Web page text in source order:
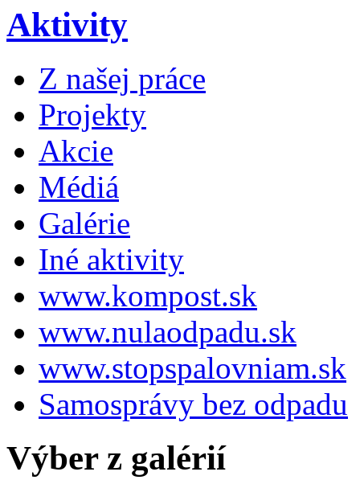
Aktivity
Z našej práce
Projekty
Akcie
Médiá
Galérie
Iné aktivity
www.kompost.sk
www.nulaodpadu.sk
www.stopspalovniam.sk
Samosprávy bez odpadu
Výber z galérií